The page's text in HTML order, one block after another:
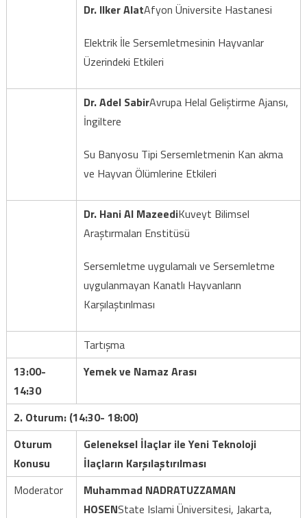
Dr. Ilker AlatAfyon Üniversite Hastanesi
Elektrik İle Sersemletmesinin Hayvanlar
Üzerindeki Etkileri
Dr. Adel SabirAvrupa Helal Geliştirme Ajansı,
İngiltere
Su Banyosu Tipi Sersemletmenin Kan akma
ve Hayvan Ölümlerine Etkileri
Dr. Hani Al MazeediKuveyt Bilimsel
Araştırmaları Enstitüsü
Sersemletme uygulamalı ve Sersemletme
uygulanmayan Kanatlı Hayvanların
Karşılaştırılması
Tartışma
13:00-
14:30
Yemek ve Namaz Arası
2. Oturum: (14:30- 18:00)
Oturum
Konusu
Geleneksel İlaçlar ile Yeni Teknoloji
İlaçların Karşılaştırılması
Moderator
Muhammad NADRATUZZAMAN
HOSENState Islami Üniversitesi, Jakarta,